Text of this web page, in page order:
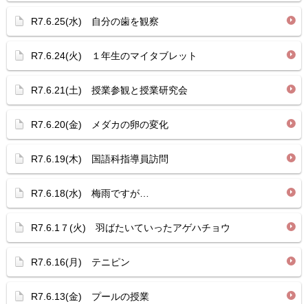
R7.6.25(水) 自分の歯を観察
R7.6.24(火) １年生のマイタブレット
R7.6.21(土) 授業参観と授業研究会
R7.6.20(金) メダカの卵の変化
R7.6.19(木) 国語科指導員訪問
R7.6.18(水) 梅雨ですが…
R7.6.1７(火) 羽ばたいていったアゲハチョウ
R7.6.16(月) テニピン
R7.6.13(金) プールの授業